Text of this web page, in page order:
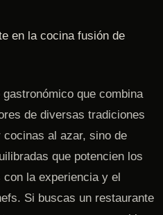
en la cocina fusión de
que combina
de diversas tradiciones
al azar, sino de
que potencien los
la experiencia y el
Si buscas un restaurante